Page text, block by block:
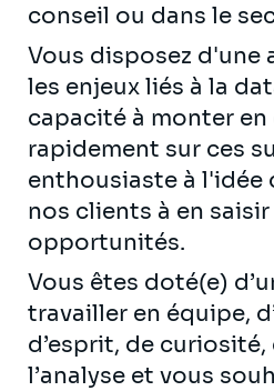
conseil ou dans le
Vous disposez d'une
les enjeux liés à la
capacité à monter
rapidement sur ces
enthousiaste à l'idée
nos clients à en saisir
opportunités.
Vous êtes doté(e)
travailler en équipe,
d’esprit, de curiosité,
l’analyse et vous